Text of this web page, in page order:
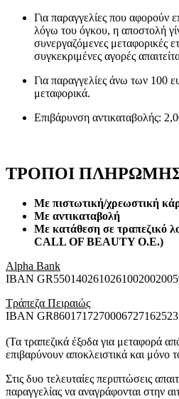
Για παραγγελίες που αφορούν
λόγω του όγκου, η αποστολή
συνεργαζόμενες μεταφορικές
συγκεκριμένες αγορές
Για παραγγελίες άνω των 100
μεταφορικά.
Επιβάρυνση αντικαταβολής:
ΤΡΟΠΟΙ
Με πιστωτική/χρεωστική
Με αντικαταβολή
Με κατάθεση σε τραπεζικό
CALL OF BEAUTY O.E.)
Alpha Bank
ΙΒΑΝ
Τράπεζα Πειραιώς
ΙΒΑΝ
(Τα τραπεζικά έξοδα για μεταφορά
επιβαρύνουν αποκλειστικά και μόνο
Στις δυο τελευταίες περιπτώσεις
παραγγελίας να αναγράφονται στην